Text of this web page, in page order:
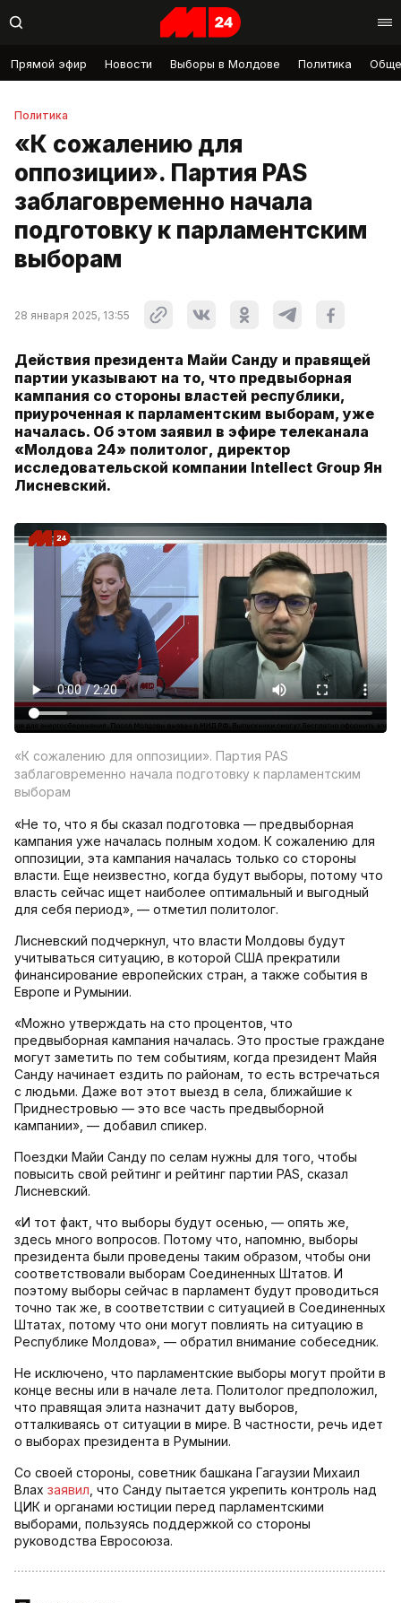
Прямой эфир Новости Выборы в Молдове Политика
Политика
«К сожалению для
оппозиции». Партия PAS
заблаговременно начала
подготовку к парламентским
выборам
28 января 2025, 13:55
Действия президента Майи Санду и правящей
партии указывают на то, что предвыборная
кампания со стороны властей республики,
приуроченная к парламентским выборам, уже
началась. Об этом заявил в эфире телеканала
«Молдова 24» политолог, директор
исследовательской компании Intellect Group Ян
Лисневский.
«К сожалению для оппозиции». Партия PAS
заблаговременно начала подготовку к парламентским
выборам
«Не то, что я бы сказал подготовка — предвыборная
кампания уже началась полным ходом. К сожалению для
оппозиции, эта кампания началась только со стороны
власти. Еще неизвестно, когда будут выборы, потому что
власть сейчас ищет наиболее оптимальный и выгодный
для себя период», — отметил политолог.
Лисневский подчеркнул, что власти Молдовы будут
учитываться ситуацию, в которой США прекратили
финансирование европейских стран, а также события в
Европе и Румынии.
«Можно утверждать на сто процентов, что
предвыборная кампания началась. Это простые граждане
могут заметить по тем событиям, когда президент Майя
Санду начинает ездить по районам, то есть встречаться
с людьми. Даже вот этот выезд в села, ближайшие к
Приднестровью — это все часть предвыборной
кампании», — добавил спикер.
Поездки Майи Санду по селам нужны для того, чтобы
повысить свой рейтинг и рейтинг партии PAS, сказал
Лисневский.
«И тот факт, что выборы будут осенью, — опять же,
здесь много вопросов. Потому что, напомню, выборы
президента были проведены таким образом, чтобы они
соответствовали выборам Соединенных Штатов. И
поэтому выборы сейчас в парламент будут проводиться
точно так же, в соответствии с ситуацией в Соединенных
Штатах, потому что они могут повлиять на ситуацию в
Республике Молдова», — обратил внимание собеседник.
Не исключено, что парламентские выборы могут пройти в
конце весны или в начале лета. Политолог предположил,
что правящая элита назначит дату выборов,
отталкиваясь от ситуации в мире. В частности, речь идет
о выборах президента в Румынии.
Со своей стороны, советник башкана Гагаузии Михаил
Влах заявил , что Санду пытается укрепить контроль над
ЦИК и органами юстиции перед парламентскими
выборами, пользуясь поддержкой со стороны
руководства Евросоюза.